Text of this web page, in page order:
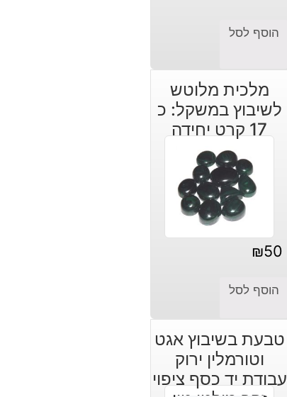
המקורי
₪5.
הנוכחי
₪3.
הוסף לסל
מלכית מלוטש
לשיבוץ במשקל: כ
17 קרט יחידה
₪50
הוסף לסל
טבעת בשיבוץ אגט
וטורמלין ירוק
עבודת יד כסף ציפוי